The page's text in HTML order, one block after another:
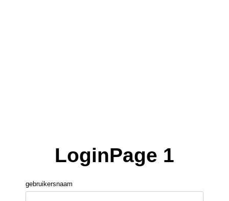
LoginPage 1
gebruikersnaam